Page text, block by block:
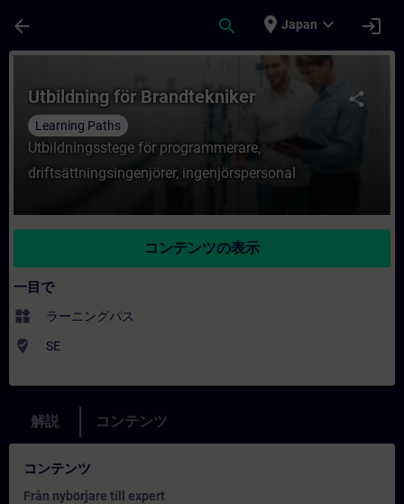
arrow_back search place Japan expand_more login
コース - Utbildning för Brandtekniker -
share
Utbildning för Brandtekniker
Learning Paths
Utbildningsstege för programmerare,
driftsättningsingenjörer, ingenjörspersonal
コンテンツの表示
一目で
widgets ラーニングパス
where_to_vote SE
解説 コンテンツ
コンテンツ
Från nybörjare till expert